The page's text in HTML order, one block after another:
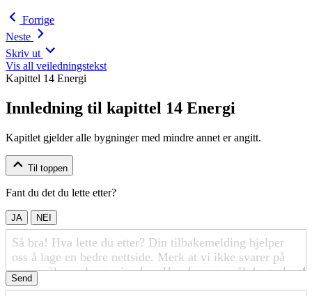
Forrige
Neste
Skriv ut
Vis all veiledningstekst
Kapittel 14 Energi
Innledning til kapittel 14 Energi
Kapitlet gjelder alle bygninger med mindre annet er angitt.
Til toppen
Fant du det du lette etter?
JA NEI
Send